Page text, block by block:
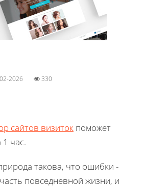
02-2026 330
сайтов визиток поможет
1 час.
такова, что ошибки -
повседневной жизни, и